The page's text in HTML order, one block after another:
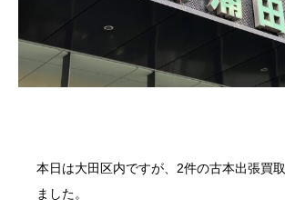
本日は大田区内ですが、2件の古本出張買取
ました。